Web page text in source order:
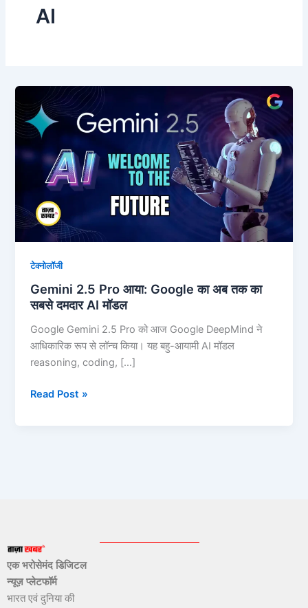
AI
टेक्नोलॉजी
Gemini 2.5 Pro आया: Google का अब तक का
सबसे दमदार AI मॉडल
Google Gemini 2.5 Pro को आज Google DeepMind ने
आधिकारिक रूप से लॉन्च किया। यह बहु-आयामी AI मॉडल
reasoning, coding, […]
Gemini
2.5
Pro
आया:
Google
तक
का
सबसे
दमदार
मॉडल
Read Post »
एक भरोसेमंद डिजिटल
न्यूज़ प्लेटफॉर्म
भारत एवं दुनिया की